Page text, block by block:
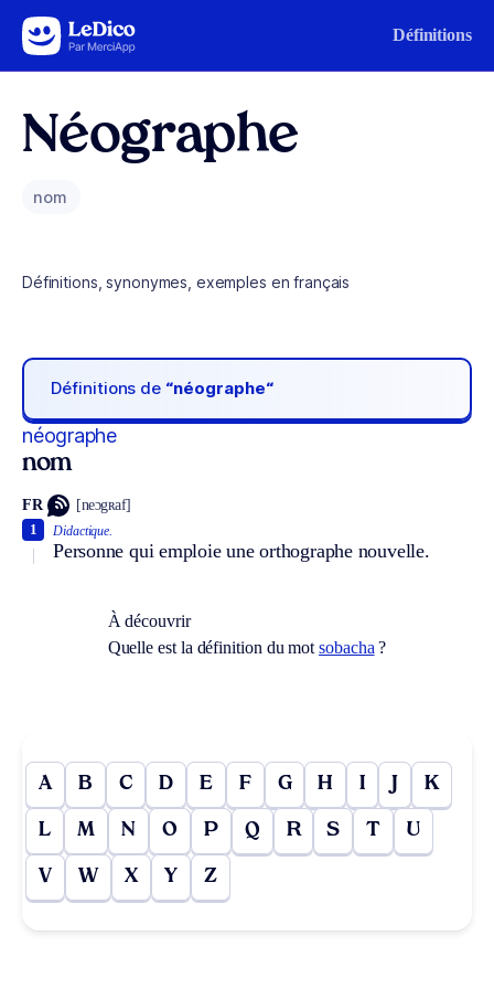
Aller au contenu Définitions
Néographe
nom
Définitions, synonymes, exemples en français
Définitions de “néographe“
néographe
nom
FR [neɔgʀaf]
Didactique.
Personne qui emploie une orthographe nouvelle.
1
À découvrir
Quelle est la définition du motsobacha ?
A B C D E F G H I J K
L M N O P Q R S T U
V W X Y Z